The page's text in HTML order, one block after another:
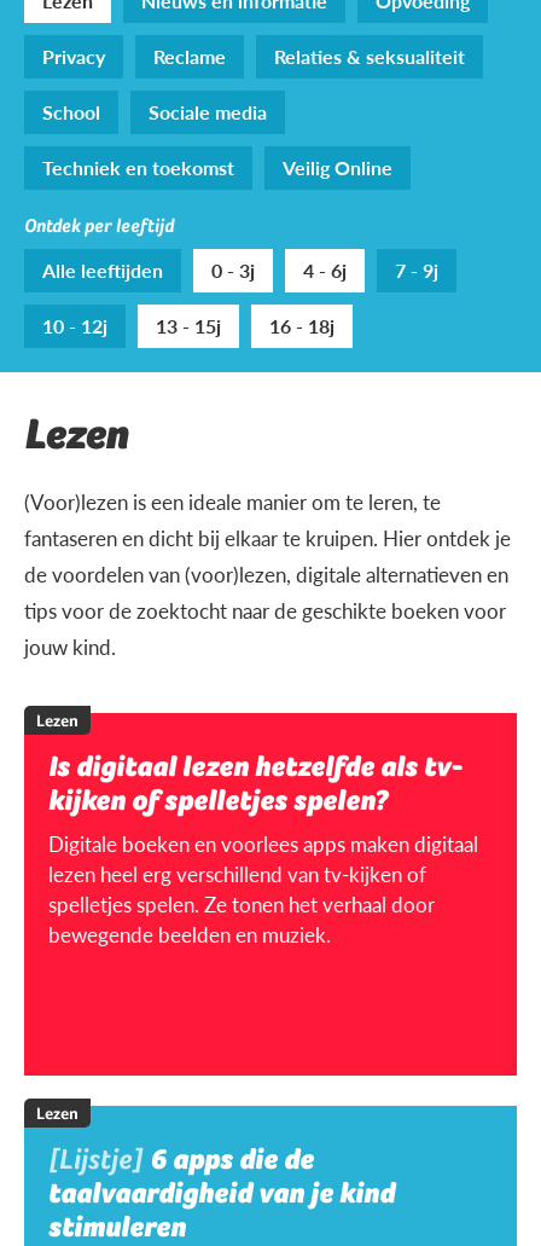
Privacy
Reclame
Relaties & seksualiteit
School
Sociale media
Techniek en toekomst
Veilig Online
Ontdek per leeftijd
Alle leeftijden 0 - 3j 4 - 6j
7 - 9j
10 - 12j
13 - 15j 16 - 18j
Lezen
(Voor)lezen is een ideale manier om te leren, te
fantaseren en dicht bij elkaar te kruipen. Hier ontdek je
de voordelen van (voor)lezen, digitale alternatieven en
tips voor de zoektocht naar de geschikte boeken voor
jouw kind.
Lezen
Is digitaal lezen hetzelfde als tv-
kijken of spelletjes spelen?
Digitale boeken en voorlees apps maken digitaal
lezen heel erg verschillend van tv-kijken of
spelletjes spelen. Ze tonen het verhaal door
bewegende beelden en muziek.
Lezen
[Lijstje] 6 apps die de
taalvaardigheid van je kind
stimuleren